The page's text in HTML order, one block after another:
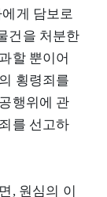
게 담보로
건을 처분한
할 뿐이어
횡령죄를
행위에 관
를 선고하
, 원심의 이